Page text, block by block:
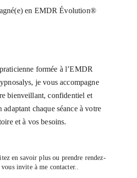
en EMDR Évolution®
formée à l’EMDR
je vous accompagne
bienveillant, confidentiel et
adaptant chaque séance à votre
et à vos besoins.
en savoir plus ou prendre rendez-
invite à me contacter..